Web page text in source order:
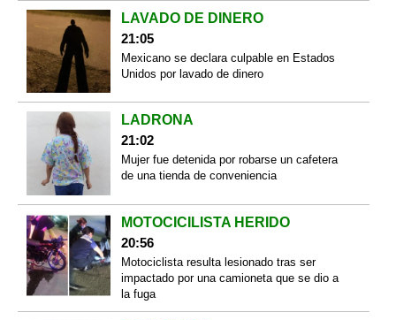
LAVADO DE DINERO
21:05
Mexicano se declara culpable en Estados
Unidos por lavado de dinero
LADRONA
21:02
Mujer fue detenida por robarse un cafetera
de una tienda de conveniencia
MOTOCICILISTA HERIDO
20:56
Motociclista resulta lesionado tras ser
impactado por una camioneta que se dio a
la fuga